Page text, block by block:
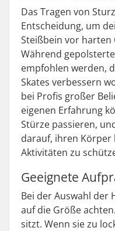
Das Tragen von
Entscheidung, um
Steißbein vor harten
Während
empfohlen werden,
Skates verbessern
bei Profis großer
eigenen Erfahrung
Stürze passieren,
darauf, ihren Körper
Aktivitäten zu
Geeignete
Bei der Auswahl der
auf die Größe
sitzt. Wenn sie zu